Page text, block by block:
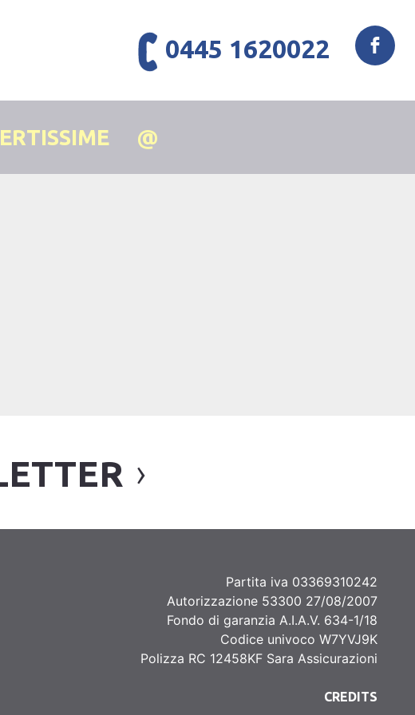
0445 1620022
@
Partita iva 03369310242
Autorizzazione 53300 27/08/2007
Fondo di garanzia A.I.A.V. 634-1/18
Codice univoco W7YVJ9K
Polizza RC 12458KF Sara Assicurazioni
CREDITS